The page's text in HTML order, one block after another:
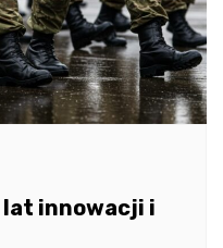
innowacji i